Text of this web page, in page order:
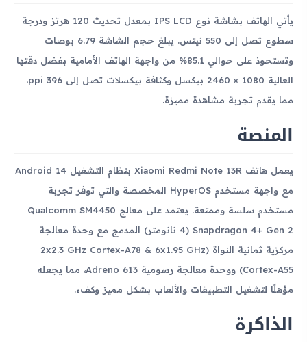
يأتي الهاتف بشاشة نوع IPS LCD بمعدل تحديث 120 هرتز ودرجة
سطوع تصل إلى 550 نيتس. يبلغ حجم الشاشة 6.79 بوصات
وتستحوذ على حوالي 85.1% من واجهة الهاتف الأمامية بفضل دقتها
العالية 1080 × 2460 بيكسل وكثافة بيكسلات تصل إلى 396 ppi،
مما يقدم تجربة مشاهدة مميزة.
المنصة
يعمل هاتف Xiaomi Redmi Note 13R بنظام التشغيل Android 14
مع واجهة مستخدم HyperOS المخصصة والتي توفر تجربة
مستخدم سلسة وممتعة. يعتمد على معالج Qualcomm SM4450
Snapdragon 4+ Gen 2 (4 نانومتر) المدمج مع وحدة معالجة
مركزية ثمانية النواة (2x2.3 GHz Cortex-A78 & 6x1.95 GHz
Cortex-A55) ووحدة معالجة رسومية Adreno 613، مما يجعله
مؤهلًا لتشغيل التطبيقات والألعاب بشكل مميز وكفء.
الذاكرة